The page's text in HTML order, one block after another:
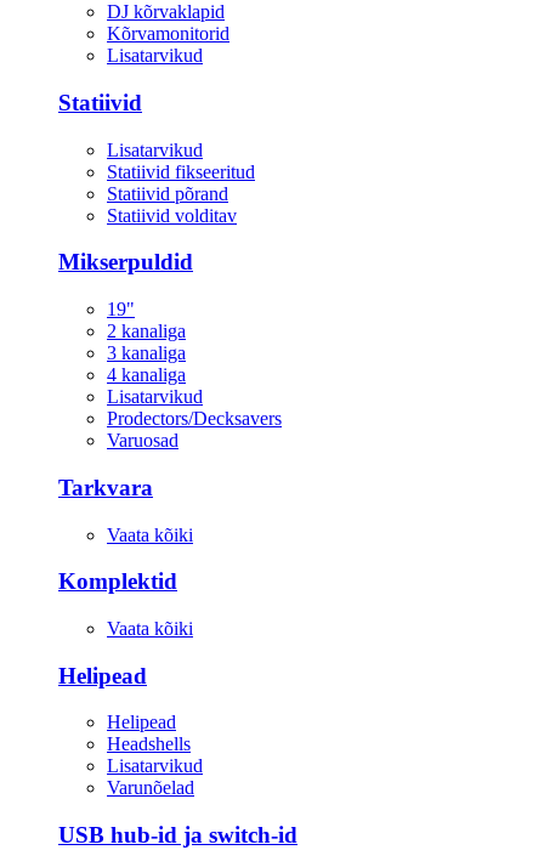
DJ kõrvaklapid
Kõrvamonitorid
Lisatarvikud
Statiivid
Lisatarvikud
Statiivid fikseeritud
Statiivid põrand
Statiivid volditav
Mikserpuldid
19"
2 kanaliga
3 kanaliga
4 kanaliga
Lisatarvikud
Prodectors/Decksavers
Varuosad
Tarkvara
Vaata kõiki
Komplektid
Vaata kõiki
Helipead
Helipead
Headshells
Lisatarvikud
Varunõelad
USB hub-id ja switch-id